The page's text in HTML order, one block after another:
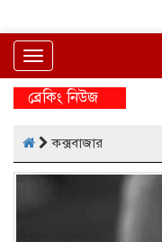
Toggle
navigation
ব্রেকিং নিউজ
কক্সবাজার